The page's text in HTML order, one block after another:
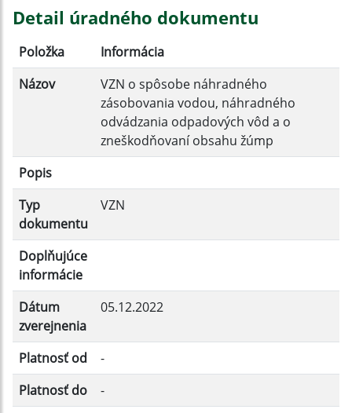
Dátum zverejnenia do:
Filtrovať
Detail úradného dokumentu
Položka
Informácia
Názov
VZN o spôsobe náhradného
zásobovania vodou, náhradného
odvádzania odpadových vôd a o
zneškodňovaní obsahu žúmp
Popis
Typ
dokumentu
VZN
Doplňujúce
informácie
Dátum
zverejnenia
05.12.2022
Platnosť od
-
Platnosť do
-